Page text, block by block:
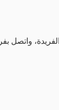
واتصل